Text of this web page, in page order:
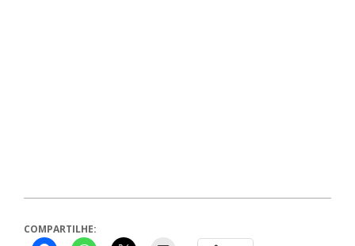
COMPARTILHE: